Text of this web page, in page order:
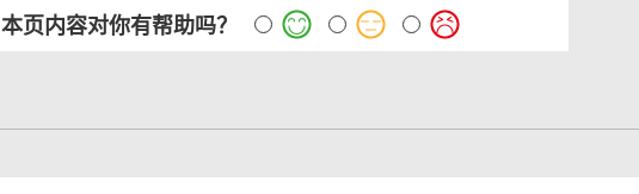
本页内容对你有帮助吗？